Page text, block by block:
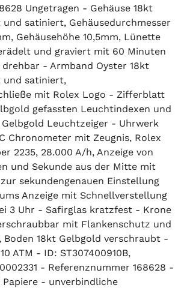
Ungetragen - Gehäuse 18kt
satiniert, Gehäusedurchmesser
Gehäusehöhe 10,5mm, Lünette
und graviert mit 60 Minuten
drehbar - Armband Oyster 18kt
und satiniert,
mit Rolex Logo - Zifferblatt
gefassten Leuchtindexen und
Leuchtzeiger - Uhrwerk
Chronometer mit Zeugnis, Rolex
2235, 28.000 A/h, Anzeige von
und Sekunde aus der Mitte mit
sekundengenauen Einstellung
Anzeige mit Schnellverstellung
3 Uhr - Safirglas kratzfest - Krone
mit Flankenschutz und
18kt Gelbgold verschraubt -
ATM - ID: ST307400910B,
- Referenznummer 168628 -
Papiere - unverbindliche